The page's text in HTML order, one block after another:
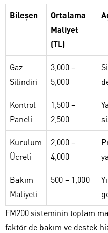
Bileşen
Ortalama
Maliyet
(TL)
Gaz
Silindiri
3,000 –
5,000
Kontrol
Paneli
1,500 –
2,500
Kurulum
Ücreti
2,000 –
4,000
Bakım
Maliyeti
500 – 1,000
FM200 sisteminin toplam
faktör de bakım ve destek